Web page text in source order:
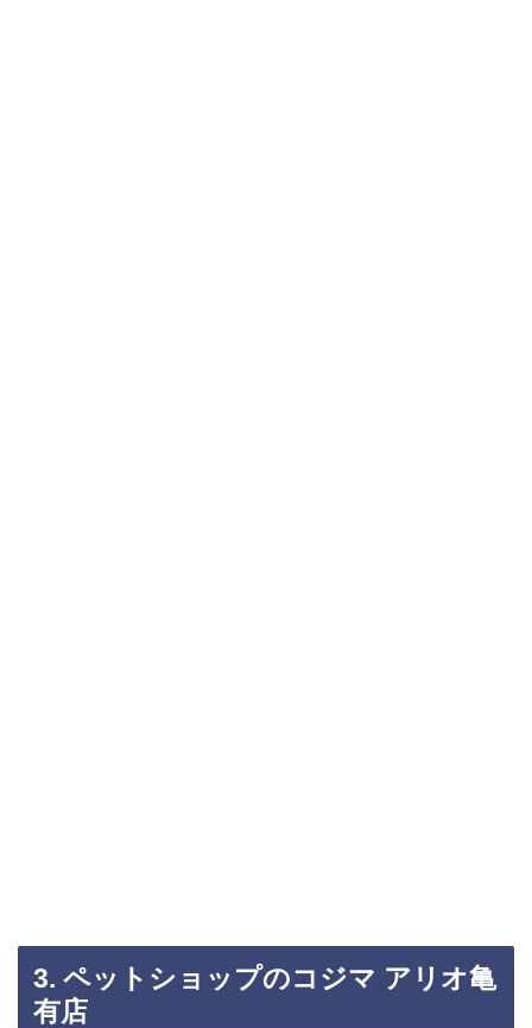
3. ペットショップのコジマ アリオ亀
有店